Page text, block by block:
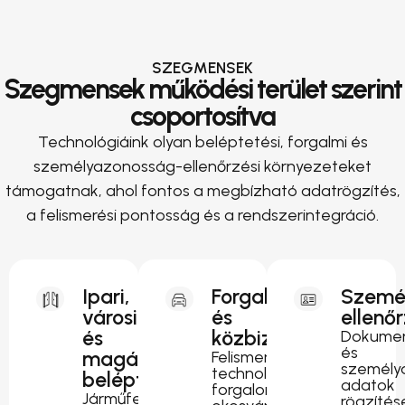
SZEGMENSEK
Szegmensek működési terület szerint
csoportosítva
Technológiáink olyan beléptetési, forgalmi és
személyazonosság-ellenőrzési környezeteket
támogatnak, ahol fontos a megbízható adatrögzítés,
a felismerési pontosság és a rendszerintegráció.
Ipari,
városi
és
magánterületi
beléptetés
Járműfelismerés
Forgalomirányítás
és
közbiztonság
Felismerési
technológia
forgalomfigyeléshez,
és
adatok